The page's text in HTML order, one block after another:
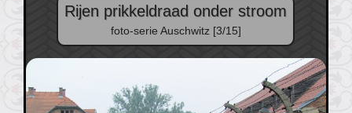
Rijen prikkeldraad onder stroom
foto-serie Auschwitz [3/15]